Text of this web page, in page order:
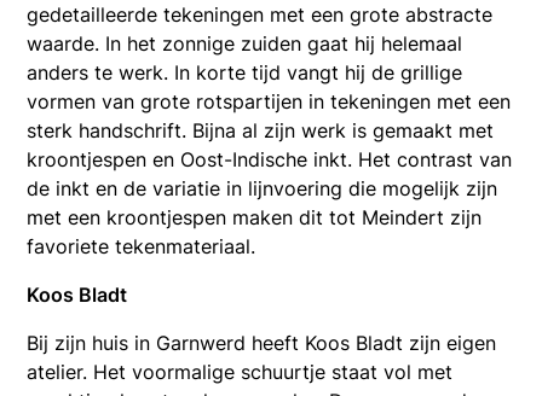
gedetailleerde tekeningen met een grote abstracte
waarde. In het zonnige zuiden gaat hij helemaal
anders te werk. In korte tijd vangt hij de grillige
vormen van grote rotspartijen in tekeningen met een
sterk handschrift. Bijna al zijn werk is gemaakt met
kroontjespen en Oost-Indische inkt. Het contrast van
de inkt en de variatie in lijnvoering die mogelijk zijn
met een kroontjespen maken dit tot Meindert zijn
favoriete tekenmateriaal.
Koos Bladt
Bij zijn huis in Garnwerd heeft Koos Bladt zijn eigen
atelier. Het voormalige schuurtje staat vol met